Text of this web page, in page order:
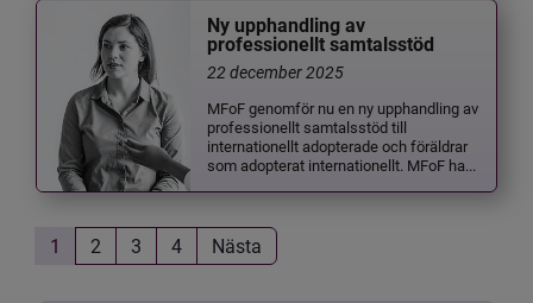
Ny upphandling av
professionellt samtalsstöd
22 december 2025
MFoF genomför nu en ny upphandling av
professionellt samtalsstöd till
internationellt adopterade och föräldrar
som adopterat internationellt. MFoF ha...
1 2 3 4 Nästa